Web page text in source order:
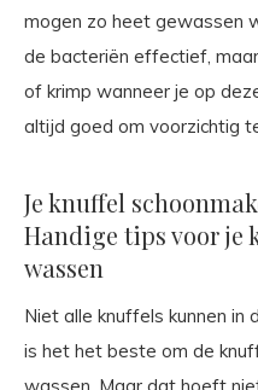
mogen zo heet gewassen
de bacteriën effectief,
of krimp wanneer je op
altijd goed om voorzichtig
Je knuffel
Handige tips voor je
wassen
Niet alle knuffels kunnen in
is het het beste om de